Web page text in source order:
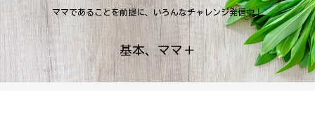
ママであることを前提に、いろんなチャレンジ発信中！
基本、ママ＋